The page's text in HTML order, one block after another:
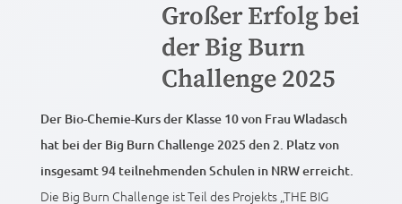
Großer Erfolg bei
der Big Burn
Challenge 2025
Der Bio-Chemie-Kurs der Klasse 10 von Frau Wladasch
hat bei der Big Burn Challenge 2025 den 2. Platz von
insgesamt 94 teilnehmenden Schulen in NRW erreicht.
Die Big Burn Challenge ist Teil des Projekts „THE BIG